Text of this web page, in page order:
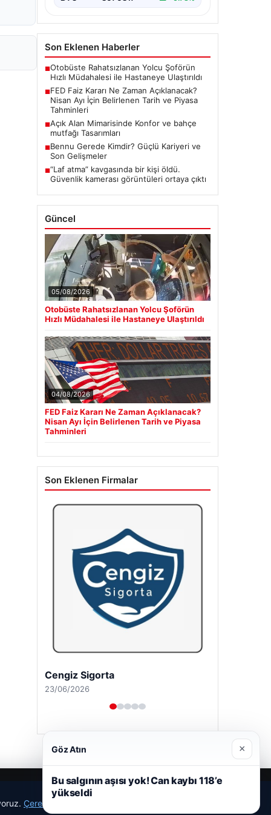
Son Eklenen Haberler
■Otobüste Rahatsızlanan Yolcu Şoförün
Hızlı Müdahalesi ile Hastaneye Ulaştırıldı
■FED Faiz Kararı Ne Zaman Açıklanacak?
Nisan Ayı İçin Belirlenen Tarih ve Piyasa
Tahminleri
■Açık Alan Mimarisinde Konfor ve bahçe
mutfağı Tasarımları
■Bennu Gerede Kimdir? Güçlü Kariyeri ve
Son Gelişmeler
■“Laf atma” kavgasında bir kişi öldü.
Güvenlik kamerası görüntüleri ortaya çıktı
Güncel
05/08/2026
Otobüste Rahatsızlanan Yolcu Şoförün
Hızlı Müdahalesi ile Hastaneye Ulaştırıldı
04/08/2026
FED Faiz Kararı Ne Zaman Açıklanacak?
Nisan Ayı İçin Belirlenen Tarih ve Piyasa
Tahminleri
Son Eklenen Firmalar
Cengiz Sigorta
23/06/2026
Çerez Politikamız
Göz Atın ×
Bu salgının aşısı yok! Can kaybı 118’e
yükseldi